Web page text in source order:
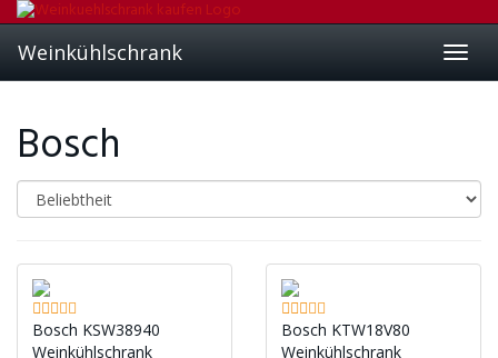
Skip
to
main
content
Weinkühlschrank
Bosch
Bosch KSW38940
Weinkühlschrank
Bosch KTW18V80
Weinkühlschrank